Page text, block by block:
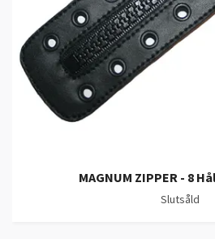
MAGNUM ZIPPER - 8
Slutsåld